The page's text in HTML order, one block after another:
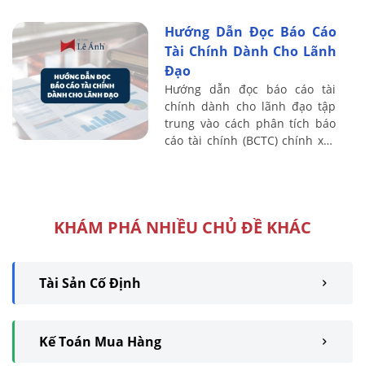
nghĩa của ...
Hướng Dẫn Đọc Báo Cáo
Tài Chính Dành Cho Lãnh
Đạo
Hướng dẫn đọc báo cáo tài
chính dành cho lãnh đạo tập
trung vào cách phân tích báo
cáo tài chính (BCTC) chính xác
KHÁM PHÁ NHIỀU CHỦ ĐỀ KHÁC
Tài Sản Cố Định
Kế Toán Mua Hàng